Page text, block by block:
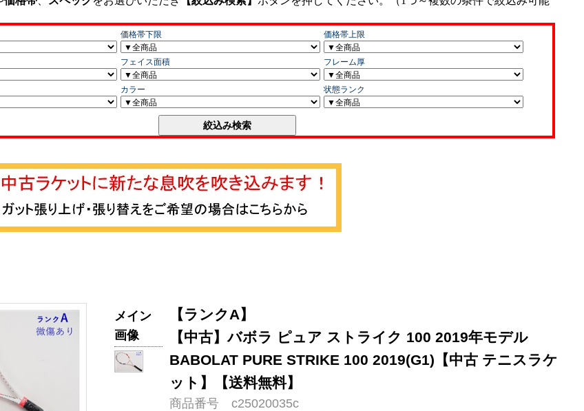
【ランクA】
【中古】バボラ ピュア ストライク 100 2019年モデル
BABOLAT PURE STRIKE 100 2019(G1)【中古 テニスラケ
ット】【送料無料】
商品番号 c25020035c
メイン
画像